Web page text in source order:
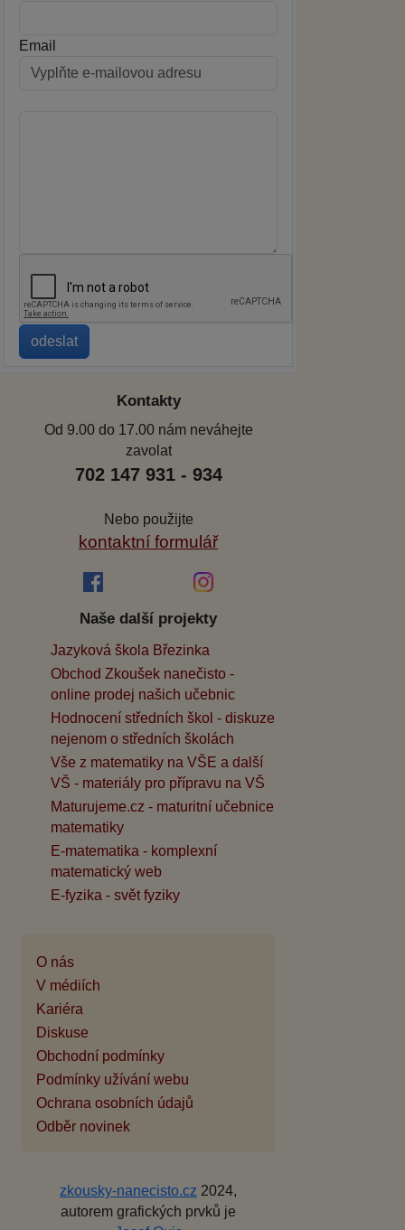
Email
Kontakty
Od 9.00 do 17.00 nám neváhejte
zavolat
702 147 931 - 934
Nebo použijte
kontaktní formulář
Naše další projekty
Jazyková škola Březinka
Obchod Zkoušek nanečisto -
online prodej našich učebnic
Hodnocení středních škol - diskuze
nejenom o středních školách
Vše z matematiky na VŠE a další
VŠ - materiály pro přípravu na VŠ
Maturujeme.cz - maturitní učebnice
matematiky
E-matematika - komplexní
matematický web
E-fyzika - svět fyziky
O nás
V médiích
Kariéra
Diskuse
Obchodní podmínky
Podmínky užívání webu
Ochrana osobních údajů
Odběr novinek
zkousky-nanecisto.cz 2024,
autorem grafických prvků je